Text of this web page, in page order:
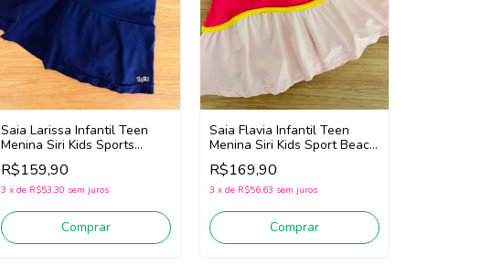
Saia Larissa Infantil Teen
Menina Siri Kids Sports
Trilobal 44038 (Marinho)
R$159,90
3 x de R$53,30 sem juros
Comprar
Saia Flavia Infantil Teen
Menina Siri Kids Sport Beach
Tennis 44770 (Rosa/Branco)
R$169,90
3 x de R$56,63 sem juros
Comprar